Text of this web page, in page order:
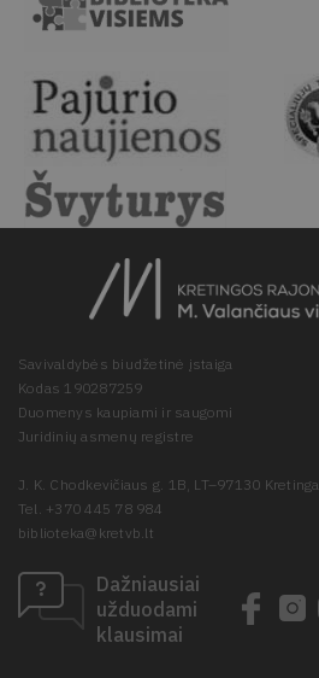
Savivaldybės biudžetinė įstaiga
Kodas 190287259
Duomenys kaupiami ir saugomi
Juridinių asmenų registre
J. K. Chodkevičiaus g. 1B, LT–97130 Kretinga
Tel. +370 445 78 984
biblioteka@kretvb.lt
Dažniausiai
užduodami
klausimai